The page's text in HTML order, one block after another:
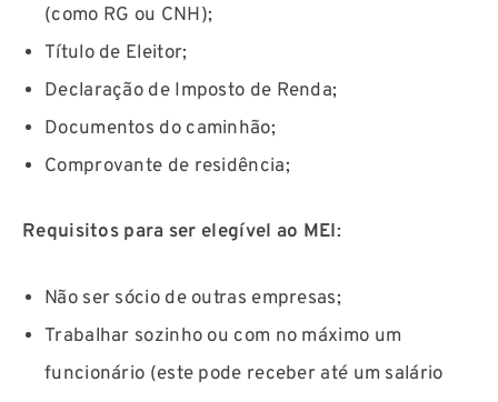
(como RG ou CNH);
Título de Eleitor;
Declaração de Imposto de Renda;
Documentos do caminhão;
Comprovante de residência;
Requisitos para ser elegível ao MEI:
Não ser sócio de outras empresas;
Trabalhar sozinho ou com no máximo um
funcionário (este pode receber até um salário